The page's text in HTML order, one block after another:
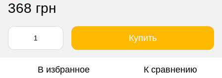
368 грн
Купить
В избранное К сравнению